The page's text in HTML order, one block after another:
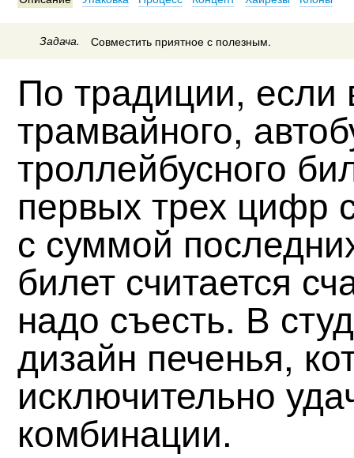
Задача. Совместить приятное с полезным.
По традиции, если
трамвайного,
троллейбусного
первых трех цифр
с суммой
билет считается
надо съесть. В
дизайн печенья,
исключительно
комбинации.